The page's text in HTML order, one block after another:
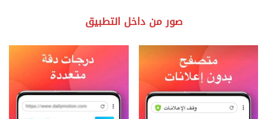
صور من داخل التطبيق